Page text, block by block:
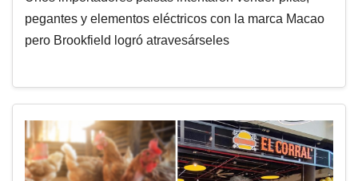
pegantes y elementos eléctricos con la marca Macao
pero Brookfield logró atravesárseles